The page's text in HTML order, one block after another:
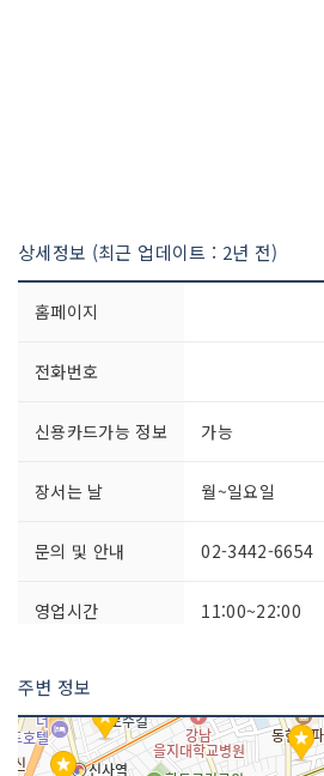
상세정보 (최근 업데이트 : 2년 전)
홈페이지
전화번호
신용카드가능 정보 가능
장서는 날 월~일요일
문의 및 안내 02-3442-6654
영업시간 11:00~22:00
화장실 설명 완비
주변 정보